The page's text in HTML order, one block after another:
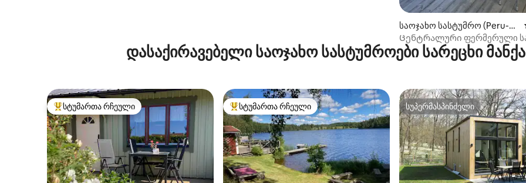
საოჯახო სასტუმრო (Peru-Li
dhem)
Ცენტრალური ფერმერული
დასაქირავებელი საოჯახო სასტუმროები სარეცხი
სტუმართა რჩეული მოწინავე ვარიანტი
სტუმართა რჩეული სტუმართა რჩეული მოწინავე ვარიანტი
სტუმართა რჩეული სუპერმასპინძელი
სუპერმასპინძელი